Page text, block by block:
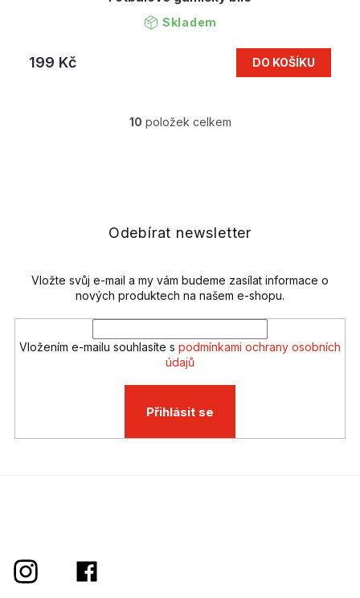
Skladem
199 Kč DO KOŠÍKU
O
í
v
k
ý
p
s
10 položek celkem
Odebírat newsletter
Vložte svůj e-mail a my vám budeme zasílat informace o
nových produktech na našem e-shopu.
Vložením e-mailu souhlasíte s podmínkami ochrany osobních
údajů
Přihlásit se